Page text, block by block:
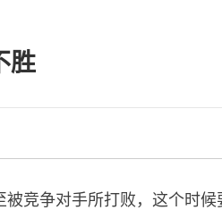
胜
竞争对手所打败，这个时候